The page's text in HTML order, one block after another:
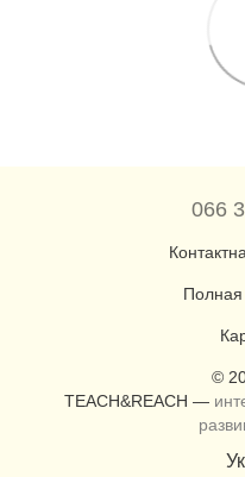
066
Полная
©
TEACH&REACH —